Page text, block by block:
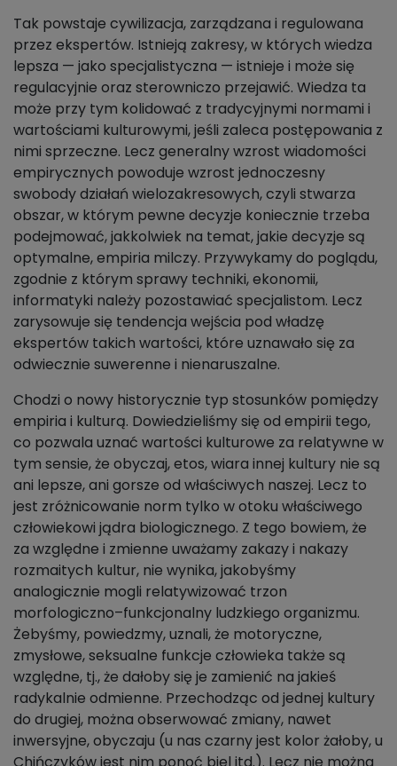
Tak powstaje cywilizacja, zarządzana i regulowana
przez ekspertów. Istnieją zakresy, w których wiedza
lepsza — jako specjalistyczna — istnieje i może się
regulacyjnie oraz sterowniczo przejawić. Wiedza ta
może przy tym kolidować z tradycyjnymi normami i
wartościami kulturowymi, jeśli zaleca postępowania z
nimi sprzeczne. Lecz generalny wzrost wiadomości
empirycznych powoduje wzrost jednoczesny
swobody działań wielozakresowych, czyli stwarza
obszar, w którym pewne decyzje koniecznie trzeba
podejmować, jakkolwiek na temat, jakie decyzje są
optymalne, empiria milczy. Przywykamy do poglądu,
zgodnie z którym sprawy techniki, ekonomii,
informatyki należy pozostawiać specjalistom. Lecz
zarysowuje się tendencja wejścia pod władzę
ekspertów takich wartości, które uznawało się za
odwiecznie suwerenne i nienaruszalne.
Chodzi o nowy historycznie typ stosunków pomiędzy
empiria i kulturą. Dowiedzieliśmy się od empirii tego,
co pozwala uznać wartości kulturowe za relatywne w
tym sensie, że obyczaj, etos, wiara innej kultury nie są
ani lepsze, ani gorsze od właściwych naszej. Lecz to
jest zróżnicowanie norm tylko w otoku właściwego
człowiekowi jądra biologicznego. Z tego bowiem, że
za względne i zmienne uważamy zakazy i nakazy
rozmaitych kultur, nie wynika, jakobyśmy
analogicznie mogli relatywizować trzon
morfologiczno–funkcjonalny ludzkiego organizmu.
Żebyśmy, powiedzmy, uznali, że motoryczne,
zmysłowe, seksualne funkcje człowieka także są
względne, tj., że dałoby się je zamienić na jakieś
radykalnie odmienne. Przechodząc od jednej kultury
do drugiej, można obserwować zmiany, nawet
inwersyjne, obyczaju (u nas czarny jest kolor żałoby, u